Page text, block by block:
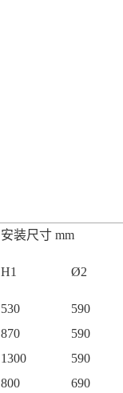
安装尺寸 mm
H1 Ø2
530 590
870 590
1300 590
800 690